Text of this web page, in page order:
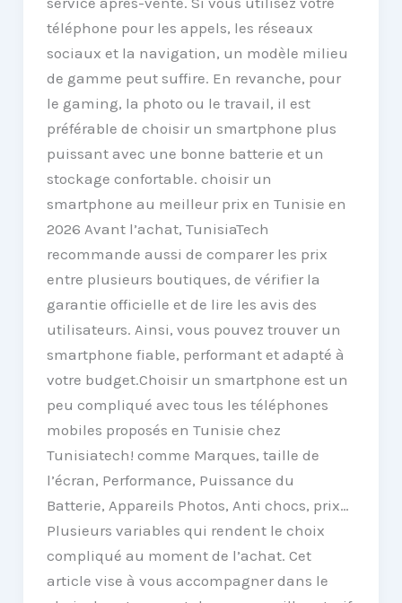
téléphone pour les appels, les réseaux
sociaux et la navigation, un modèle milieu
de gamme peut suffire. En revanche, pour
le gaming, la photo ou le travail, il est
préférable de choisir un smartphone plus
puissant avec une bonne batterie et un
stockage confortable. choisir un
smartphone au meilleur prix en Tunisie en
2026 Avant l’achat, TunisiaTech
recommande aussi de comparer les prix
entre plusieurs boutiques, de vérifier la
garantie officielle et de lire les avis des
utilisateurs. Ainsi, vous pouvez trouver un
smartphone fiable, performant et adapté à
votre budget.Choisir un smartphone est un
peu compliqué avec tous les téléphones
mobiles proposés en Tunisie chez
Tunisiatech! comme Marques, taille de
l’écran, Performance, Puissance du
Batterie, Appareils Photos, Anti chocs, prix…
Plusieurs variables qui rendent le choix
compliqué au moment de l’achat. Cet
article vise à vous accompagner dans le